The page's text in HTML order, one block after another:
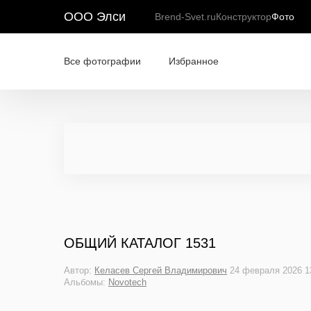
ООО Элси Brend-Svet.ruКонструкторФото
Все фотографии Избранное
ОБЩИЙ КАТАЛОГ 1531
Автор: Келасев Сергей Владимирович 24 февраля 2026
Альбомы: Novotech